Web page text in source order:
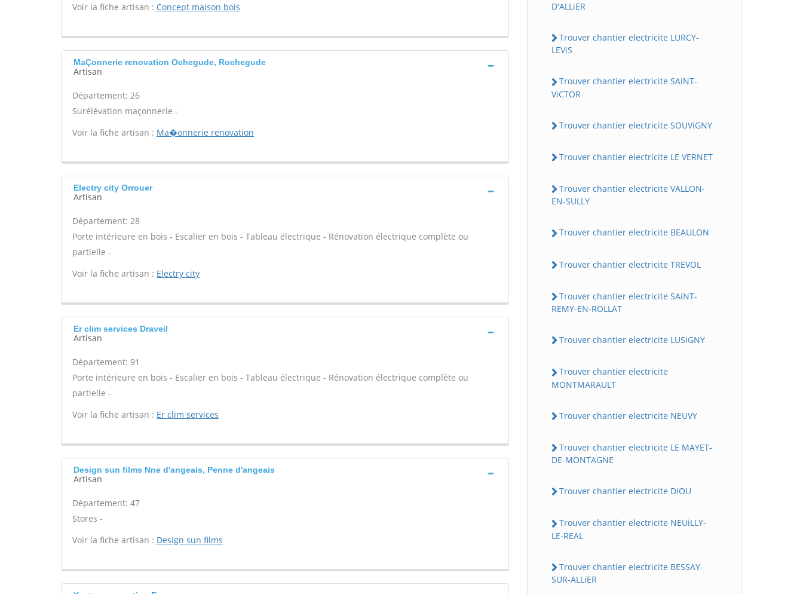
Voir la fiche artisan : Concept maison bois
MaÇonnerie renovation Ochegude, Rochegude
Artisan
Département: 26
Surélévation maçonnerie -
Voir la fiche artisan : Ma�onnerie renovation
Electry city Orrouer
Artisan
Département: 28
Porte intérieure en bois - Escalier en bois - Tableau électrique - Rénovation électrique complète ou
partielle -
Voir la fiche artisan : Electry city
Er clim services Draveil
Artisan
Département: 91
Porte intérieure en bois - Escalier en bois - Tableau électrique - Rénovation électrique complète ou
partielle -
Voir la fiche artisan : Er clim services
Design sun films Nne d'angeais, Penne d'angeais
Artisan
Département: 47
Stores -
Voir la fiche artisan : Design sun films
D'ALLiER
Trouver chantier electricite LURCY-
LEViS
Trouver chantier electricite SAiNT-
ViCTOR
Trouver chantier electricite SOUViGNY
Trouver chantier electricite LE VERNET
Trouver chantier electricite VALLON-
EN-SULLY
Trouver chantier electricite BEAULON
Trouver chantier electricite TREVOL
Trouver chantier electricite SAiNT-
REMY-EN-ROLLAT
Trouver chantier electricite LUSiGNY
Trouver chantier electricite
MONTMARAULT
Trouver chantier electricite NEUVY
Trouver chantier electricite LE MAYET-
DE-MONTAGNE
Trouver chantier electricite DiOU
Trouver chantier electricite NEUiLLY-
LE-REAL
Trouver chantier electricite BESSAY-
SUR-ALLiER